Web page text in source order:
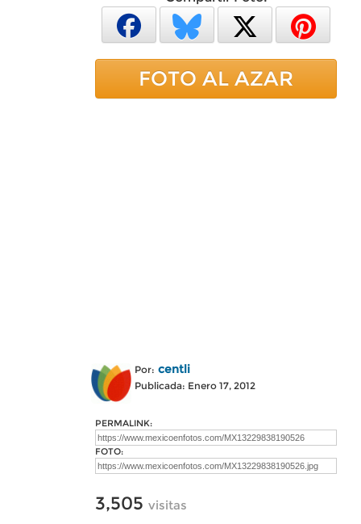
FOTO AL AZAR
Por: centli
Publicada: Enero 17, 2012
PERMALINK:
FOTO:
3,505 visitas